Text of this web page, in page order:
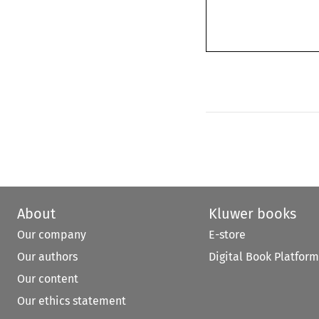
About
Our company
Our authors
Our content
Our ethics statement
Kluwer books
E-store
Digital Book Platform